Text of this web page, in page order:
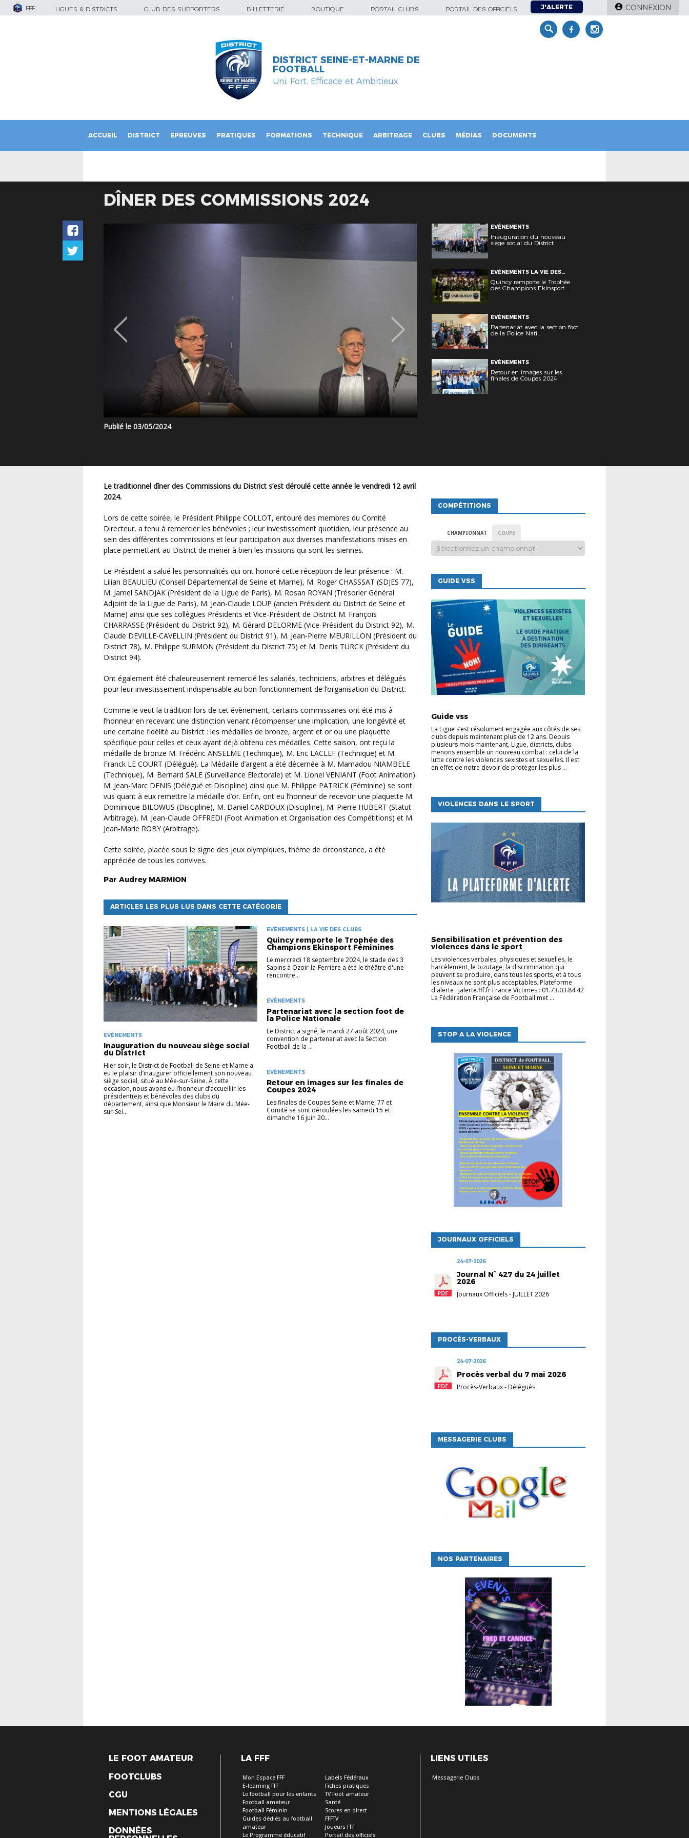
FFF LIGUES & DISTRICTS CLUB DES SUPPORTERS BILLETTERIE BOUTIQUE PORTAIL CLUBS PORTAIL DES OFFICIELS J'ALERTE CONNEXION
DISTRICT SEINE-ET-MARNE DE
FOOTBALL
Uni, Fort, Efficace et Ambitieux
ACCUEIL DISTRICT EPREUVES PRATIQUES FORMATIONS TECHNIQUE ARBITRAGE CLUBS MÉDIAS DOCUMENTS
DÎNER DES COMMISSIONS 2024
Publié le 03/05/2024
EVÈNEMENTS
Inauguration du nouveau
siège social du District
EVÈNEMENTS LA VIE DES
CLUBS
Quincy remporte le Trophée
des Champions Ekinsport...
EVÈNEMENTS
Partenariat avec la section foot
de la Police Nati...
EVÈNEMENTS
Retour en images sur les
finales de Coupes 2024
Le traditionnel dîner des Commissions du District s’est déroulé cette année le vendredi 12 avril
2024.
Lors de cette soirée, le Président Philippe COLLOT, entouré des membres du Comité
Directeur, a tenu à remercier les bénévoles ; leur investissement quotidien, leur présence au
sein des différentes commissions et leur participation aux diverses manifestations mises en
place permettant au District de mener à bien les missions qui sont les siennes.
Le Président a salué les personnalités qui ont honoré cette réception de leur présence : M.
Lilian BEAULIEU (Conseil Départemental de Seine et Marne), M. Roger CHASSSAT (SDJES 77),
M. Jamel SANDJAK (Président de la Ligue de Paris), M. Rosan ROYAN (Trésorier Général
Adjoint de la Ligue de Paris), M. Jean-Claude LOUP (ancien Président du District de Seine et
Marne) ainsi que ses collègues Présidents et Vice-Président de District M. François
CHARRASSE (Président du District 92), M. Gérard DELORME (Vice-Président du District 92), M.
Claude DEVILLE-CAVELLIN (Président du District 91), M. Jean-Pierre MEURILLON (Président du
District 78), M. Philippe SURMON (Président du District 75) et M. Denis TURCK (Président du
District 94).
Ont également été chaleureusement remercié les salariés, techniciens, arbitres et délégués
pour leur investissement indispensable au bon fonctionnement de l’organisation du District.
Comme le veut la tradition lors de cet évènement, certains commissaires ont été mis à
l’honneur en recevant une distinction venant récompenser une implication, une longévité et
une certaine fidélité au District : les médailles de bronze, argent et or ou une plaquette
spécifique pour celles et ceux ayant déjà obtenu ces médailles. Cette saison, ont reçu la
médaille de bronze M. Frédéric ANSELME (Technique), M. Eric LACLEF (Technique) et M.
Franck LE COURT (Délégué). La Médaille d’argent a été décernée à M. Mamadou NIAMBELE
(Technique), M. Bernard SALE (Surveillance Electorale) et M. Lionel VENIANT (Foot Animation).
M. Jean-Marc DENIS (Délégué et Discipline) ainsi que M. Philippe PATRICK (Féminine) se sont
vus quant à eux remettre la médaille d’or. Enfin, ont eu l’honneur de recevoir une plaquette M.
Dominique BILOWUS (Discipline), M. Daniel CARDOUX (Discipline), M. Pierre HUBERT (Statut
Arbitrage), M. Jean-Claude OFFREDI (Foot Animation et Organisation des Compétitions) et M.
Jean-Marie ROBY (Arbitrage).
Cette soirée, placée sous le signe des jeux olympiques, thème de circonstance, a été
appréciée de tous les convives.
Par Audrey MARMION
ARTICLES LES PLUS LUS DANS CETTE CATÉGORIE
EVÈNEMENTS
Inauguration du nouveau siège social
du District
Hier soir, le District de Football de Seine-et-Marne a
eu le plaisir d’inaugurer officiellement son nouveau
siège social, situé au Mée-sur-Seine. À cette
occasion, nous avons eu l’honneur d’accueillir les
président(e)s et bénévoles des clubs du
département, ainsi que Monsieur le Maire du Mée-
sur-Sei...
EVÈNEMENTS | LA VIE DES CLUBS
Quincy remporte le Trophée des
Champions Ekinsport Féminines
Le mercredi 18 septembre 2024, le stade des 3
Sapins à Ozoir-la-Ferrière a été le théâtre d'une
rencontre...
EVÈNEMENTS
Partenariat avec la section foot de
la Police Nationale
Le District a signé, le mardi 27 août 2024, une
convention de partenariat avec la Section
Football de la ...
EVÈNEMENTS
Retour en images sur les finales de
Coupes 2024
Les finales de Coupes Seine et Marne, 77 et
Comité se sont déroulées les samedi 15 et
dimanche 16 juin 20...
COMPÉTITIONS
CHAMPIONNAT COUPE
GUIDE VSS
Guide vss
La Ligue s’est résolument engagée aux côtés de ses
clubs depuis maintenant plus de 12 ans. Depuis
plusieurs mois maintenant, Ligue, districts, clubs
menons ensemble un nouveau combat : celui de la
lutte contre les violences sexistes et sexuelles. Il est
en effet de notre devoir de protéger les plus ...
VIOLENCES DANS LE SPORT
Sensibilisation et prévention des
violences dans le sport
Les violences verbales, physiques et sexuelles, le
harcèlement, le bizutage, la discrimination qui
peuvent se produire, dans tous les sports, et à tous
les niveaux ne sont plus acceptables. Plateforme
d'alerte : jalerte.fff.fr France Victimes : 01.73.03.84.42
La Fédération Française de Football met ...
STOP A LA VIOLENCE
JOURNAUX OFFICIELS
24-07-2026
Journal N° 427 du 24 juillet
2026
Journaux Officiels- JUILLET 2026
PROCÈS-VERBAUX
24-07-2026
Procès verbal du 7 mai 2026
Procès-Verbaux- Délégués
MESSAGERIE CLUBS
NOS PARTENAIRES
LE FOOT AMATEUR
FOOTCLUBS
CGU
MENTIONS LÉGALES
DONNÉES
LA FFF
Mon Espace FFF
E-learning FFF
Le football pour les enfants
Football amateur
Football Féminin
Guides dédiés au football
amateur
Le Programme éducatif
Labels Fédéraux
Fiches pratiques
TV Foot amateur
Santé
Scores en direct
FFFTV
Joueurs FFF
Portail des officiels
LIENS UTILES
Messagerie Clubs